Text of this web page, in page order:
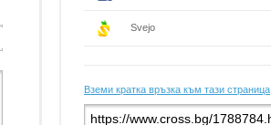
Svejo
Вземи кратка връзка към тази страница